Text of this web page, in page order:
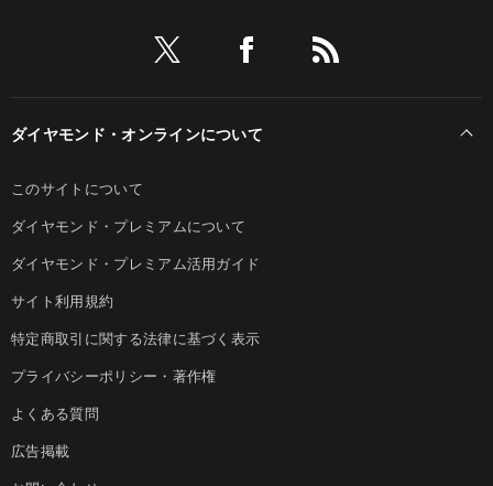
ダイヤモンド・オンラインについて
このサイトについて
ダイヤモンド・プレミアムについて
ダイヤモンド・プレミアム活用ガイド
サイト利用規約
特定商取引に関する法律に基づく表示
プライバシーポリシー・著作権
よくある質問
広告掲載